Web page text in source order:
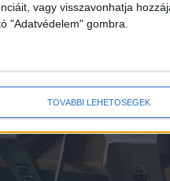
vagy visszavonhatja
"Adatvédelem" gombra.
TOVÁBBI LEHETŐSÉGEK